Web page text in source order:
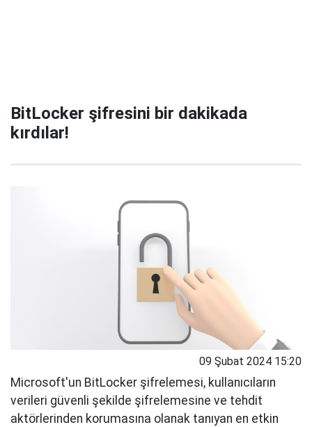
BitLocker şifresini bir dakikada
kırdılar!
09 Şubat 2024 15:20
Microsoft'un BitLocker şifrelemesi, kullanıcıların
verileri güvenli şekilde şifrelemesine ve tehdit
aktörlerinden korumasına olanak tanıyan en etkin